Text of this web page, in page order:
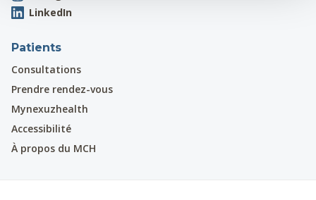
LinkedIn
Patients
Consultations
Prendre rendez-vous
Mynexuzhealth
Accessibilité
À propos du MCH